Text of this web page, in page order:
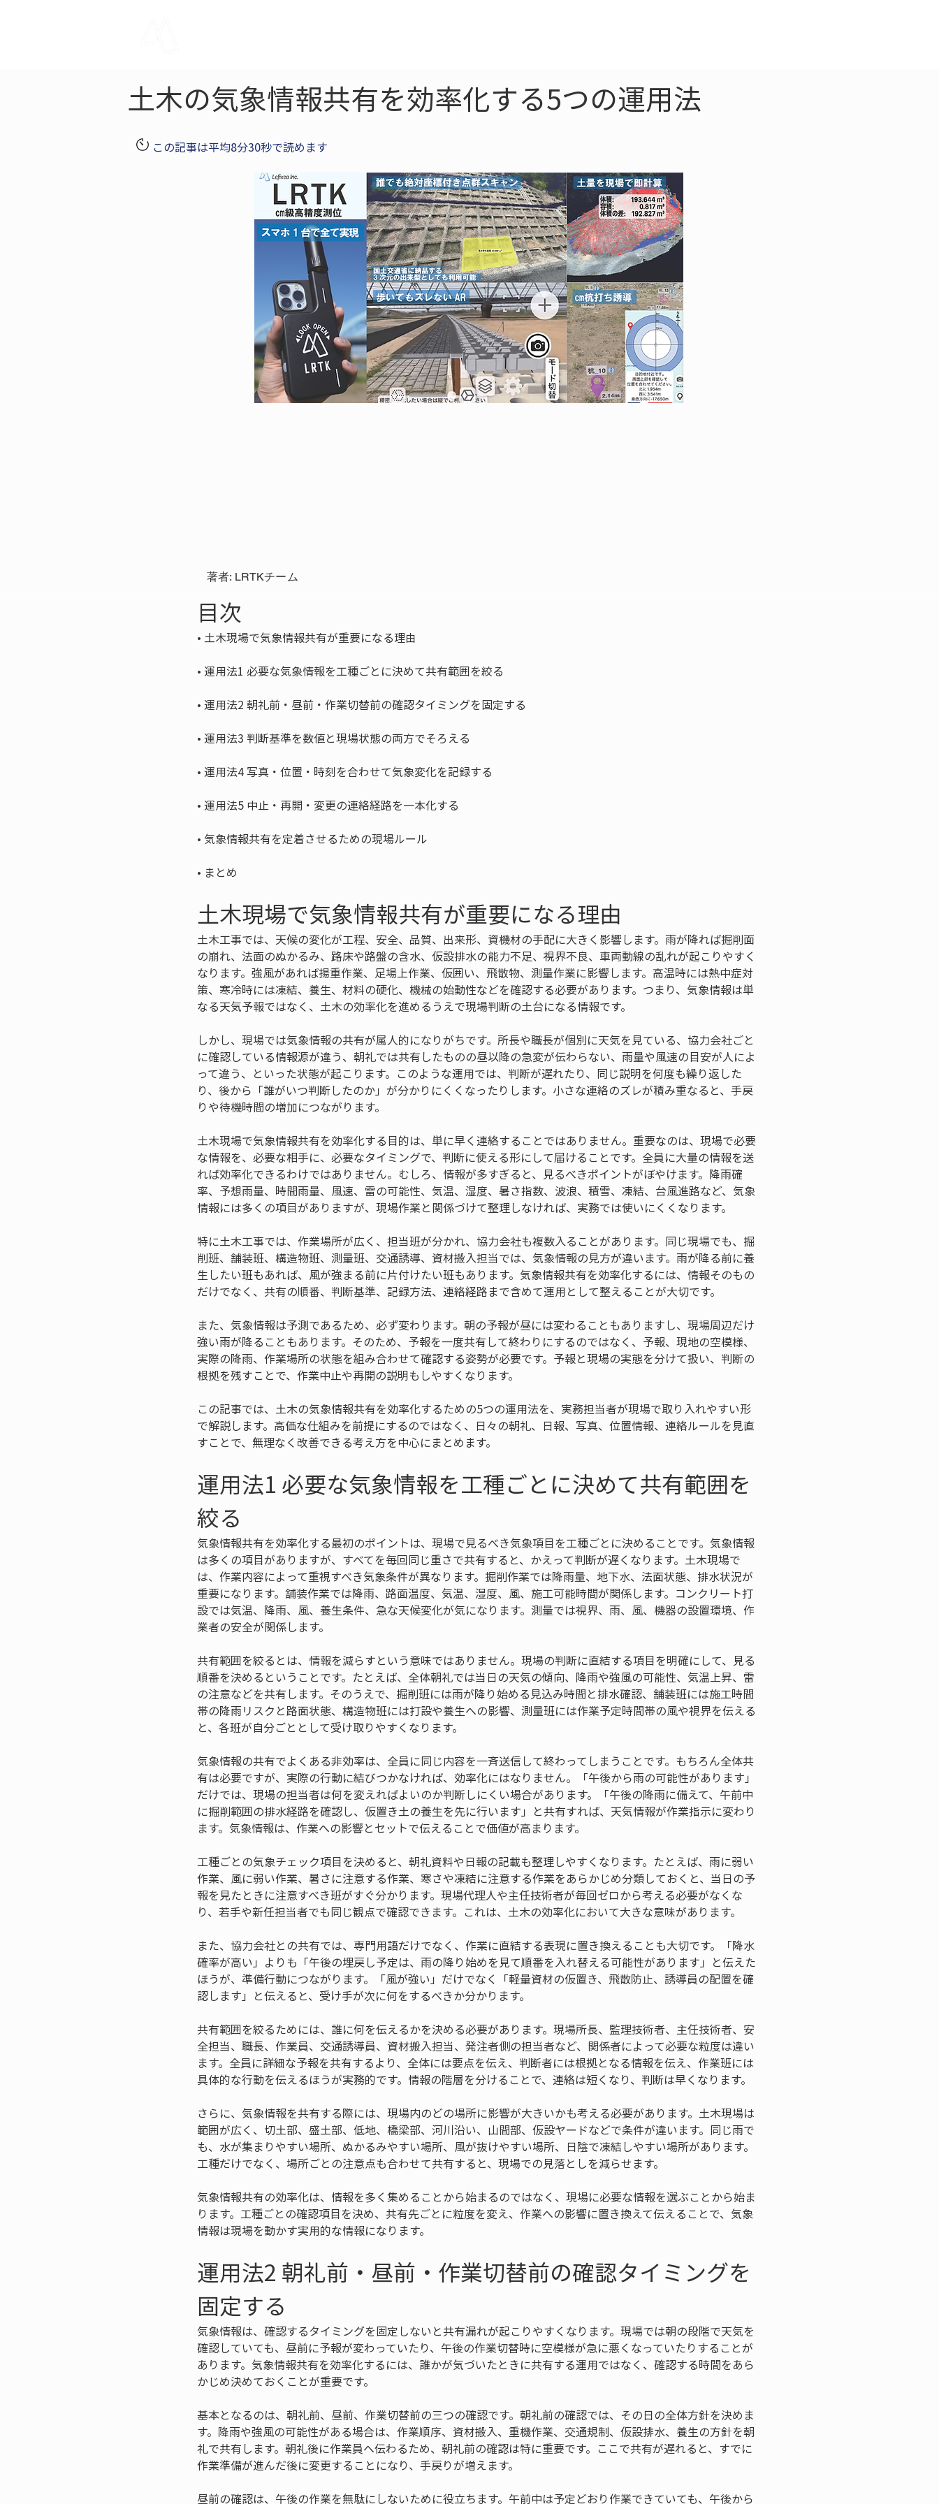
土木の気象情報共有を効率化する5つの運用法
この記事は平均8分30秒で読めます
著者: LRTKチーム
目次
•
•
•
•
•
•
•
• まとめ
土木現場で気象情報共有が重要になる理由
土木工事では、天候の変化が工程、安全、品質、出来形、資機材の手配に大きく影響します。雨が降れば掘削面
の崩れ、法面のぬかるみ、路床や路盤の含水、仮設排水の能力不足、視界不良、車両動線の乱れが起こりやすく
なります。強風があれば揚重作業、足場上作業、仮囲い、飛散物、測量作業に影響します。高温時には熱中症対
策、寒冷時には凍結、養生、材料の硬化、機械の始動性などを確認する必要があります。つまり、気象情報は単
なる天気予報ではなく、土木の効率化を進めるうえで現場判断の土台になる情報です。
しかし、現場では気象情報の共有が属人的になりがちです。所長や職長が個別に天気を見ている、協力会社ごと
に確認している情報源が違う、朝礼では共有したものの昼以降の急変が伝わらない、雨量や風速の目安が人によ
って違う、といった状態が起こります。このような運用では、判断が遅れたり、同じ説明を何度も繰り返した
り、後から「誰がいつ判断したのか」が分かりにくくなったりします。小さな連絡のズレが積み重なると、手戻
りや待機時間の増加につながります。
土木現場で気象情報共有を効率化する目的は、単に早く連絡することではありません。重要なのは、現場で必要
な情報を、必要な相手に、必要なタイミングで、判断に使える形にして届けることです。全員に大量の情報を送
れば効率化できるわけではありません。むしろ、情報が多すぎると、見るべきポイントがぼやけます。降雨確
率、予想雨量、時間雨量、風速、雷の可能性、気温、湿度、暑さ指数、波浪、積雪、凍結、台風進路など、気象
情報には多くの項目がありますが、現場作業と関係づけて整理しなければ、実務では使いにくくなります。
特に土木工事では、作業場所が広く、担当班が分かれ、協力会社も複数入ることがあります。同じ現場でも、掘
削班、舗装班、構造物班、測量班、交通誘導、資材搬入担当では、気象情報の見方が違います。雨が降る前に養
生したい班もあれば、風が強まる前に片付けたい班もあります。気象情報共有を効率化するには、情報そのもの
だけでなく、共有の順番、判断基準、記録方法、連絡経路まで含めて運用として整えることが大切です。
また、気象情報は予測であるため、必ず変わります。朝の予報が昼には変わることもありますし、現場周辺だけ
強い雨が降ることもあります。そのため、予報を一度共有して終わりにするのではなく、予報、現地の空模様、
実際の降雨、作業場所の状態を組み合わせて確認する姿勢が必要です。予報と現場の実態を分けて扱い、判断の
根拠を残すことで、作業中止や再開の説明もしやすくなります。
この記事では、土木の気象情報共有を効率化するための5つの運用法を、実務担当者が現場で取り入れやすい形
で解説します。高価な仕組みを前提にするのではなく、日々の朝礼、日報、写真、位置情報、連絡ルールを見直
すことで、無理なく改善できる考え方を中心にまとめます。
運用法1 必要な気象情報を工種ごとに決めて共有範囲を
絞る
気象情報共有を効率化する最初のポイントは、現場で見るべき気象項目を工種ごとに決めることです。気象情報
は多くの項目がありますが、すべてを毎回同じ重さで共有すると、かえって判断が遅くなります。土木現場で
は、作業内容によって重視すべき気象条件が異なります。掘削作業では降雨量、地下水、法面状態、排水状況が
重要になります。舗装作業では降雨、路面温度、気温、湿度、風、施工可能時間が関係します。コンクリート打
設では気温、降雨、風、養生条件、急な天候変化が気になります。測量では視界、雨、風、機器の設置環境、作
業者の安全が関係します。
共有範囲を絞るとは、情報を減らすという意味ではありません。現場の判断に直結する項目を明確にして、見る
順番を決めるということです。たとえば、全体朝礼では当日の天気の傾向、降雨や強風の可能性、気温上昇、雷
の注意などを共有します。そのうえで、掘削班には雨が降り始める見込み時間と排水確認、舗装班には施工時間
帯の降雨リスクと路面状態、構造物班には打設や養生への影響、測量班には作業予定時間帯の風や視界を伝える
と、各班が自分ごととして受け取りやすくなります。
気象情報の共有でよくある非効率は、全員に同じ内容を一斉送信して終わってしまうことです。もちろん全体共
有は必要ですが、実際の行動に結びつかなければ、効率化にはなりません。「午後から雨の可能性があります」
だけでは、現場の担当者は何を変えればよいのか判断しにくい場合があります。「午後の降雨に備えて、午前中
に掘削範囲の排水経路を確認し、仮置き土の養生を先に行います」と共有すれば、天気情報が作業指示に変わり
ます。気象情報は、作業への影響とセットで伝えることで価値が高まります。
工種ごとの気象チェック項目を決めると、朝礼資料や日報の記載も整理しやすくなります。たとえば、雨に弱い
作業、風に弱い作業、暑さに注意する作業、寒さや凍結に注意する作業をあらかじめ分類しておくと、当日の予
報を見たときに注意すべき班がすぐ分かります。現場代理人や主任技術者が毎回ゼロから考える必要がなくな
り、若手や新任担当者でも同じ観点で確認できます。これは、土木の効率化において大きな意味があります。
また、協力会社との共有では、専門用語だけでなく、作業に直結する表現に置き換えることも大切です。「降水
確率が高い」よりも「午後の埋戻し予定は、雨の降り始めを見て順番を入れ替える可能性があります」と伝えた
ほうが、準備行動につながります。「風が強い」だけでなく「軽量資材の仮置き、飛散防止、誘導員の配置を確
認します」と伝えると、受け手が次に何をするべきか分かります。
共有範囲を絞るためには、誰に何を伝えるかを決める必要があります。現場所長、監理技術者、主任技術者、安
全担当、職長、作業員、交通誘導員、資材搬入担当、発注者側の担当者など、関係者によって必要な粒度は違い
ます。全員に詳細な予報を共有するより、全体には要点を伝え、判断者には根拠となる情報を伝え、作業班には
具体的な行動を伝えるほうが実務的です。情報の階層を分けることで、連絡は短くなり、判断は早くなります。
さらに、気象情報を共有する際には、現場内のどの場所に影響が大きいかも考える必要があります。土木現場は
範囲が広く、切土部、盛土部、低地、橋梁部、河川沿い、山間部、仮設ヤードなどで条件が違います。同じ雨で
も、水が集まりやすい場所、ぬかるみやすい場所、風が抜けやすい場所、日陰で凍結しやすい場所があります。
工種だけでなく、場所ごとの注意点も合わせて共有すると、現場での見落としを減らせます。
気象情報共有の効率化は、情報を多く集めることから始まるのではなく、現場に必要な情報を選ぶことから始ま
ります。工種ごとの確認項目を決め、共有先ごとに粒度を変え、作業への影響に置き換えて伝えることで、気象
情報は現場を動かす実用的な情報になります。
運用法2 朝礼前・昼前・作業切替前の確認タイミングを
固定する
気象情報は、確認するタイミングを固定しないと共有漏れが起こりやすくなります。現場では朝の段階で天気を
確認していても、昼前に予報が変わっていたり、午後の作業切替時に空模様が急に悪くなっていたりすることが
あります。気象情報共有を効率化するには、誰かが気づいたときに共有する運用ではなく、確認する時間をあら
かじめ決めておくことが重要です。
基本となるのは、朝礼前、昼前、作業切替前の三つの確認です。朝礼前の確認では、その日の全体方針を決めま
す。降雨や強風の可能性がある場合は、作業順序、資材搬入、重機作業、交通規制、仮設排水、養生の方針を朝
礼で共有します。朝礼後に作業員へ伝わるため、朝礼前の確認は特に重要です。ここで共有が遅れると、すでに
作業準備が進んだ後に変更することになり、手戻りが増えます。
昼前の確認は、午後の作業を無駄にしないために役立ちます。午前中は予定どおり作業できていても、午後から